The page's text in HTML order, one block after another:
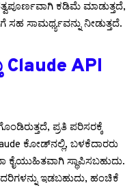
ಕಡಿಮೆ ಮಾಡುತ್ತದೆ,
ಸಾಮರ್ಥ್ಯವನ್ನು ನೀಡುತ್ತದೆ.
API
ಪ್ರತಿ ಪರಿಸರಕ್ಕೆ
ಕೋಡ್‌ನಲ್ಲಿ, ಬಳಕೆದಾರರು
ಕೈಯುಹಿತವಾಗಿ ಸ್ಥಾಪಿಸಬಹುದು.
ಇಡಬಹುದು, ಹಂಚಿಕೆ